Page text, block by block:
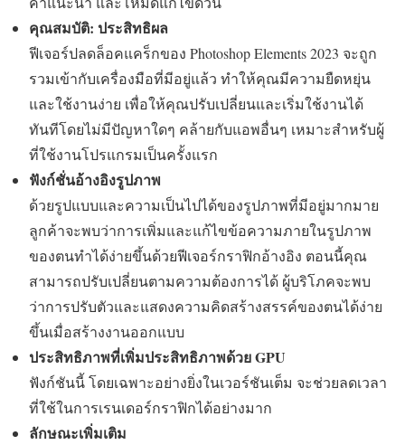
คุณสมบัติ: ประสิทธิผล
ฟีเจอร์ปลดล็อคแคร็กของ Photoshop Elements 2023 จะถูก
รวมเข้ากับเครื่องมือที่มีอยู่แล้ว ทำให้คุณมีความยืดหยุ่น
และใช้งานง่าย เพื่อให้คุณปรับเปลี่ยนและเริ่มใช้งานได้
ทันทีโดยไม่มีปัญหาใดๆ คล้ายกับแอพอื่นๆ เหมาะสำหรับผู้
ที่ใช้งานโปรแกรมเป็นครั้งแรก
ฟังก์ชั่นอ้างอิงรูปภาพ
ด้วยรูปแบบและความเป็นไปได้ของรูปภาพที่มีอยู่มากมาย
ลูกค้าจะพบว่าการเพิ่มและแก้ไขข้อความภายในรูปภาพ
ของตนทำได้ง่ายขึ้นด้วยฟีเจอร์กราฟิกอ้างอิง ตอนนี้คุณ
สามารถปรับเปลี่ยนตามความต้องการได้ ผู้บริโภคจะพบ
ว่าการปรับตัวและแสดงความคิดสร้างสรรค์ของตนได้ง่าย
ขึ้นเมื่อสร้างงานออกแบบ
ประสิทธิภาพที่เพิ่มประสิทธิภาพด้วย GPU
ฟังก์ชันนี้ โดยเฉพาะอย่างยิ่งในเวอร์ชันเต็ม จะช่วยลดเวลา
ที่ใช้ในการเรนเดอร์กราฟิกได้อย่างมาก
ลักษณะเพิ่มเติม